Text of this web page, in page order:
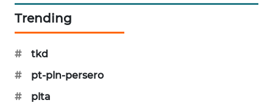
Trending
#
tkd
#
pt-pln-persero
#
plta
WALINKI
ID
MAWAKA
MARTABAT